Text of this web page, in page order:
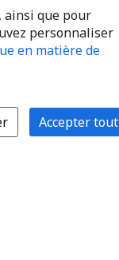
ainsi que pour
personnaliser
en matière de
Accepter tout